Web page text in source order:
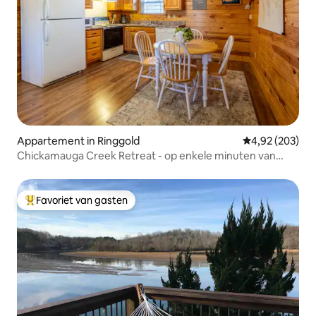
Appartement in Ringgold Gemiddelde
4,92 (203)
Chickamauga Creek Retreat - op enkele minuten van
Topfavoriet van gasten
Favoriet van gasten